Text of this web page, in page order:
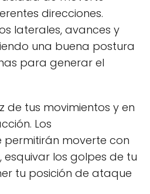
direcciones.
laterales, avances y
una buena postura
para generar el
de tus movimientos y en
Los
moverte con
los golpes de tu
tu posición de ataque